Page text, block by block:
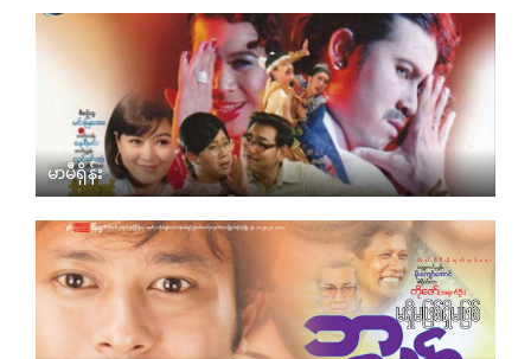
မာမီရှိန်း